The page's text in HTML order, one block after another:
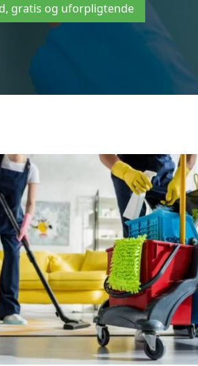
gratis og uforpligtende